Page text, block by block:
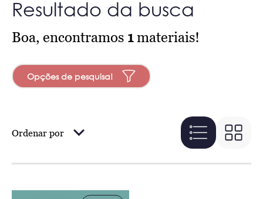
Resultado da busca
Boa, encontramos 1materiais!
Opções de pesquisa!
Ordenar por